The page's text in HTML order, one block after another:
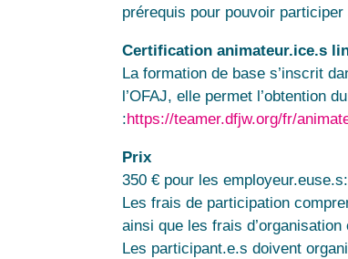
prérequis pour pouvoir
Certification animateur.ice.s
La formation de base s’inscrit
l’OFAJ, elle permet l’obtention
:https://teamer.dfjw.org/fr/
Prix
350 € pour les
Les frais de participation
ainsi que les frais
Les participant.e.s doivent